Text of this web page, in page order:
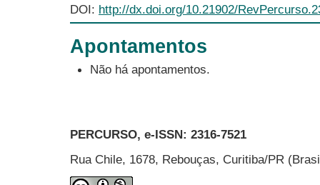
DOI: http://dx.doi.org/10.21902/
Apontamentos
Não há apontamentos.
PERCURSO, e-ISSN: 2316-7521
Rua Chile, 1678, Rebouças, Curitiba/PR